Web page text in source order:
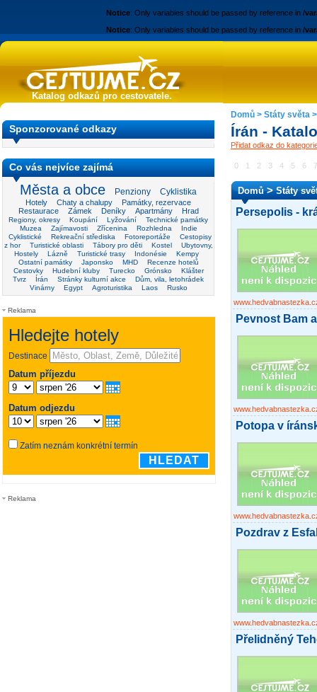
Notice: Only variables should be passed by reference in /
Notice: Only variables should be passed by reference in /
Katalog odkazů pro cestovatele.
Sponzorované odkazy
Co vás nejvíce zajímá
Města a obce Penziony Cyklistika
Hotely Chaty a chalupy
Památky, rezervace
Restaurace
Zámek Deníky Apartmány Hrad
Regiony, okresy Koupání Lyžování
Technické památky
Muzea
Zajímavosti Zřícenina Rozhledna
Indie
Cyklistické
Rekreační střediska Fotoreportáže
Cestopisy
z hor
Turistické oblasti Tábory pro děti Kostel
Ubytovny,
Hostely
Lázně Turistické trasy Indonésie
Kempy
Ostatní památky
Japonsko MHD
Recenze hotelů
Cestovky
Hudební kluby Turecko Grónsko
Klášter
Tvrz
Írán Stránky kulturní akce
Dům, vila, letohrádek
Vinárny
Egypt Agroturistika Laos Rusko
Reklama
Reklama
Domů > Státy světa
Írán -
Přidat odkaz do
0 1 2 3 4 5 6 7
Domů>Státy
Persepolis -
Pevnost Bam
Potopa v
Pozdrav z
Přelidněný